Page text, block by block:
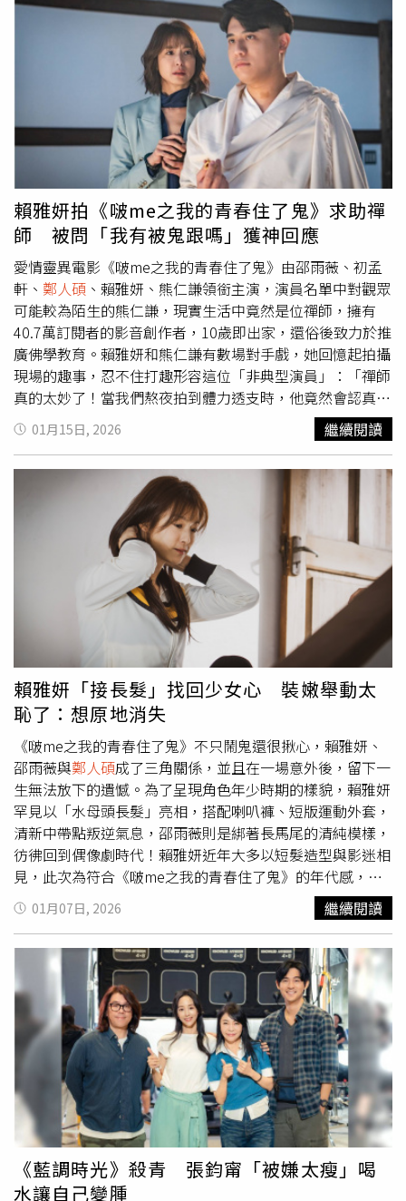
與遺憾的情感關係，經歷極其複雜的愛情糾葛，也成為角色
最關鍵的內心轉折。邵雨薇在片中的「好鬼」造型清秀飄
逸。（圖／風暴國際提供）而近期「靈動」成為時事話題，
《啵me之我的青春住了鬼》中也出現一場令人印象深刻的
「靈動現象」，是初孟軒與邵雨薇在片中初次相遇時，邵雨
薇刻意隱身在劇場裡，操控著彷彿自行甦醒的空間，窗簾無
風自動、忽開忽闔，原本靜止的人偶也突然動了起來，一連
串詭譎的靈動現象，是為了想嚇跑闖入劇場的初孟軒，沒想
到初孟軒不但沒有退卻，反而選擇面對眼前的異樣，這份勇
敢也意外牽起兩人之間的緣分。初孟軒表示，整場戲不只需
要情緒到位，更必須與技術組、對戲演員在同一頻率下精準
配合，「那是一場技術與表演都很密集的戲，完成的時候真
的覺得彼此很有默契，也很有成就感。」另外，邵雨薇在片
尾詮釋的「惡鬼」角色，並非傳統印象中的壞女人，而是一
個源自人性最深層慾望的存在。邵雨薇坦言，自己之所以喜
歡這個惡鬼造型，並不是因為「壞」，而是她代表了人內心
中最原始、最純粹的慾望：「那是一種為了生存下去而不擇
手段的狀態，放在人類的道德標準裡，或許成了惡，但對她
來說，只剩下活下去這一件事。」因此在角色一出場的氣勢
與表現上，她選擇讓惡鬼成為某一種慾望的化身，表演時得
以毫無保留、淋漓盡致地釋放情緒，讓她直呼：「演起來非
常過癮。」邵雨薇透過各種「靈動現象」嚇走前來參觀劇場
的遊客。（圖／風暴國際提供）為了呈現惡鬼狀態，邵雨薇
透露，每次惡鬼妝都需要三到三個半小時完成，從臉部特
化、頭髮到造型細節都極為繁複，甚至眉毛要先封起來再重
新塑形，眼妝看似一片黑，其實暗藏紅色層次與細節變化，
就連手部都上妝，她認為真正辛苦的是替身老師，連續四天
都得完整上妝，「也讓我更佩服特化團隊對細節的堅持。」
而拍攝惡鬼戲的兩天期間，她自己化完特殊妝就一整天不喝
水，深怕一去廁所會洗掉手上的化妝、耽擱劇組拍攝時間。
談到角色內心，邵雨薇進一步解析，角色「采思」在死前所
承受的冤、怨與背叛，隨著時間拉長，其實早已像是一位歷
經歲月的老靈魂。「那些情緒對她來說，已經是很久以前的
事了。」她認為，真正讓怨念被放大的，反而是身邊人未能
放下的恐懼與內疚，而采思內心深處，其實早就分化出一個
早已放下的自己。但當被問到「想當什麼鬼？」邵雨薇竟笑
答「討厭鬼」，她解釋答案是來自「被討厭的勇氣」的感
受：「能夠忠於自己的心，不怕被討厭，知道自己要什麼，
也勇敢為自己發聲。」即使因此成為別人眼中的討厭鬼，她
仍覺得那是一種痛快、無掛念的狀態，與角色某種程度上形
成耐人尋味的呼應。邵雨薇每天花3至4小時化上特殊妝扮演
「惡鬼」。（圖／風暴國際提供）
賴雅妍拍《啵me之我的青春住了鬼》求助禪
師 被問「我有被鬼跟嗎」獲神回應
愛情靈異電影《啵me之我的青春住了鬼》由邵雨薇、初孟
軒、 鄭人碩 、賴雅妍、熊仁謙領銜主演，演員名單中對觀眾
可能較為陌生的熊仁謙，現實生活中竟然是位禪師，擁有
40.7萬訂閱者的影音創作者，10歲即出家，還俗後致力於推
廣佛學教育。賴雅妍和熊仁謙有數場對手戲，她回憶起拍攝
現場的趣事，忍不住打趣形容這位「非典型演員」：「禪師
真的太妙了！當我們熬夜拍到體力透支時，他竟然會認真地
說『等太久了，我要進去施個法』，然後就在裡面唸咒，後
來拍攝真的一切順利，讓我們全場又驚又喜！」即便身為專
業禪師，熊仁謙在片場卻是個不折不扣的「演藝圈新鮮
人」，賴雅妍爆料，熊仁謙常帶著「幼幼班」的好奇心問：
「為什麼同樣的戲要演這麼多次？」而在演員們詢問擔心自
己是否「被（鬼）跟」時，他會立刻拿起法器，突然閉眼且
微露眼白看似在感應事物，接著安撫對方：「妳很乾淨，這
段期間陽氣很旺，不用擔心！」熊仁謙的眼白在片場裡簡直
比法器更有威力，不僅能驅散演員心中的疑神疑鬼，還能一
秒把恐怖片氛圍變回青春喜劇。熊仁謙（中）在《啵me之
我的青春住了鬼》中最後一場惡鬼現身的重頭戲，扮演重要
角色。（圖／風暴提供）這位讓賴雅妍大讚「太妙」的熊仁
謙，不僅是 YouTube 頻道「禪師不打坐」的人氣創作者，
更是長期致力於推廣佛學智慧的學者，此次跨界挑戰大銀
幕，全因監製好友蔡意欽給他的劇本，熊仁謙透露，傳統電
影對鬼的描寫多偏向負面、恐懼，甚至是被驅趕的對象，但
本片卻用一種「慈悲」的視角看待鬼的存在，他認為這非常
符合佛教價值觀，鬼也是有情、會痛苦、有感受的眾生，而
非單純的邪惡靈體，他希望透過這次演出，讓觀眾理解不同
形式的生命都有其痛苦與執念，進而傳遞佛教中慈悲的精
神。談到印象深刻的戲份，熊仁謙感性表示，一場送走亡靈
的戲讓他深受觸動。他觀察到現代人常因壓抑而無法好好告
別，但在那種生死交關的當下，最真實的情感爆發反而是一
種救贖。他更進一步延伸佛法哲思，認為劇中的鬼之所以產
生影響，源於強烈的糾葛與執念，但其實「人有時比鬼更可
怕」，因為人常把自己困在愛恨不敢言的情緒夾縫中，他強
調：「佛教重視的不是外在的鬼，而是我們內在那個有執念
的心，學會覺察並放下，才是最重要的。」電影《啵me之
我的青春住了鬼》 1月23日全台上映。
01月15日, 2026 繼續閱讀
賴雅妍「接長髮」找回少女心 裝嫩舉動太
恥了：想原地消失
《啵me之我的青春住了鬼》不只鬧鬼還很揪心，賴雅妍、
邵雨薇與鄭人碩成了三角關係，並且在一場意外後，留下一
生無法放下的遺憾。為了呈現角色年少時期的樣貌，賴雅妍
罕見以「水母頭長髮」亮相，搭配喇叭褲、短版運動外套，
清新中帶點叛逆氣息，邵雨薇則是綁著長馬尾的清純模樣，
彷彿回到偶像劇時代！賴雅妍近年大多以短髮造型與影迷相
見，此次為符合《啵me之我的青春住了鬼》的年代感，特
別接上假長髮，「有點像這幾年又流行回來的『公主
切』。」該場戲雖然篇幅不長，卻讓賴雅妍印象深刻，她笑
說，自己其實一開始對這個造型有點沒信心，「我還一直問
大家『真的好看嗎？』結果所有人都說充滿校園青春感，我
才慢慢放心。」她和邵雨薇在戲外忍不住討論起彼此的復古
髮型，因為賴雅妍的假髮太像楊丞琳當年的「水母頭」，眾
人也打趣合唱〈曖昧〉，現場氣氛超歡樂。賴雅妍透露，與
邵雨薇演出青春時期的對手戲時，兩人在現場必須「少女模
式全開」，邊討論邊笑個不停，卻也因為邵雨薇天生偏細、
偏甜的「少女音」，讓自己一度壓力山大，「我們要一直假
裝自己是二十歲，講一些很白痴的話，真的很想原地消
失。」《啵me之我的青春住了鬼》賴雅妍（右）和邵雨薇
兩人演回年少時期絲毫不違和。（圖／風暴國際股份有限公
司）除了賴雅妍和邵雨薇的少女系演出，鄭人碩在片中則以
01月07日, 2026 繼續閱讀
《藍調時光》殺青 張鈞甯「被嫌太瘦」喝
水讓自己變腫